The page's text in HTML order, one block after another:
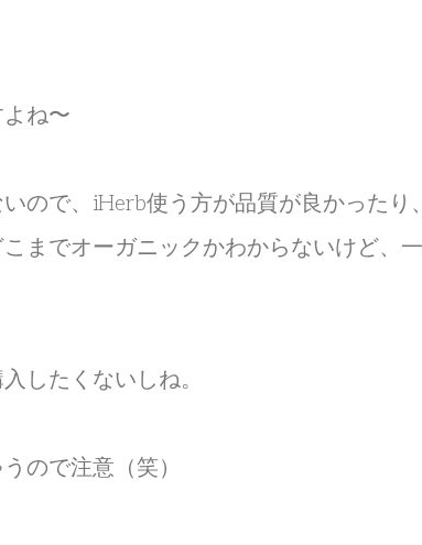
ね〜
ので、iHerb使う方が品質が良かったり
までオーガニックかわからないけど、一
したくないしね。
ので注意（笑）